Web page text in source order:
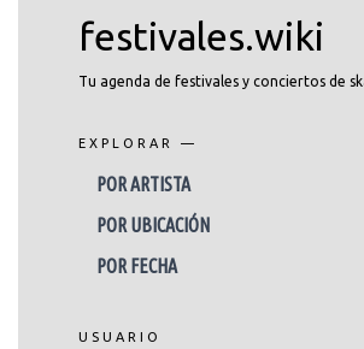
festivales.wiki
Tu agenda de festivales y conciertos de
EXPLORAR —
POR ARTISTA
POR UBICACIÓN
POR FECHA
USUARIO